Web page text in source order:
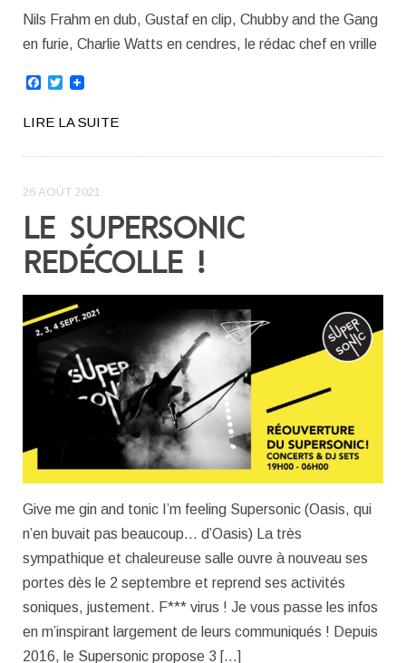
Nils Frahm en dub, Gustaf en clip, Chubby and the Gang
en furie, Charlie Watts en cendres, le rédac chef en vrille
Facebook
Twitter
LIRE LA SUITE
26 AOÛT 2021
LE SUPERSONIC
REDÉCOLLE !
Give me gin and tonic I’m feeling Supersonic (Oasis, qui
n’en buvait pas beaucoup… d’Oasis) La très
sympathique et chaleureuse salle ouvre à nouveau ses
portes dès le 2 septembre et reprend ses activités
soniques, justement. F*** virus ! Je vous passe les infos
en m’inspirant largement de leurs communiqués ! Depuis
2016, le Supersonic propose 3 […]